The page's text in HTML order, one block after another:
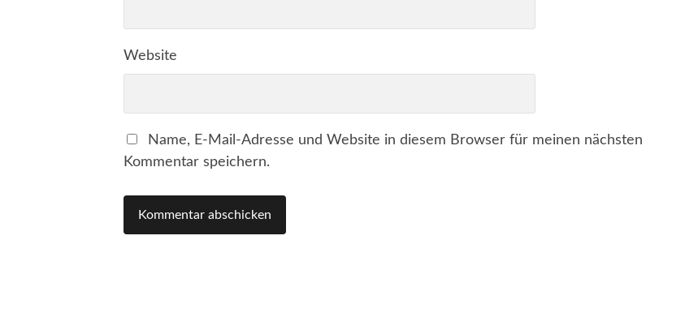
Website
Name, E-Mail-Adresse und Website in diesem Browser für meinen nächsten
Kommentar speichern.